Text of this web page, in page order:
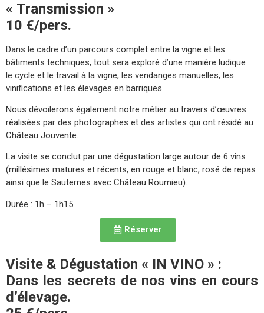
« Transmission »
10 €/pers.
Dans le cadre d’un parcours complet entre la vigne et les
bâtiments techniques, tout sera exploré d’une manière ludique :
le cycle et le travail à la vigne, les vendanges manuelles, les
vinifications et les élevages en barriques.
Nous dévoilerons également notre métier au travers d’œuvres
réalisées par des photographes et des artistes qui ont résidé au
Château Jouvente.
La visite se conclut par une dégustation large autour de 6 vins
(millésimes matures et récents, en rouge et blanc, rosé de repas
ainsi que le Sauternes avec Château Roumieu).
Durée : 1h – 1h15
Réserver
Visite & Dégustation « IN VINO » :
Dans les secrets de nos vins en cours
d’élevage.